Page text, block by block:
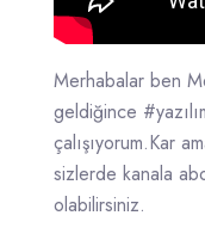
Merhabalar ben
geldiğince
çalışıyorum.Kar
sizlerde kanala
olabilirsiniz.